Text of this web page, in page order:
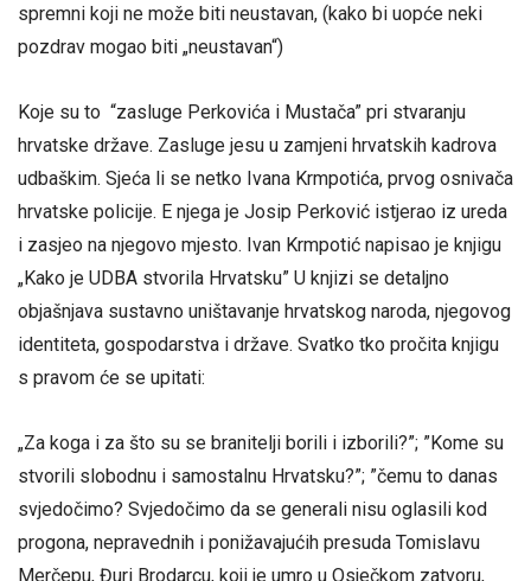
spremni koji ne može biti neustavan, (kako bi uopće neki
pozdrav mogao biti „neustavan“)
Koje su to “zasluge Perkovića i Mustača” pri stvaranju
hrvatske države. Zasluge jesu u zamjeni hrvatskih kadrova
udbaškim. Sjeća li se netko Ivana Krmpotića, prvog osnivača
hrvatske policije. E njega je Josip Perković istjerao iz ureda
i zasjeo na njegovo mjesto. Ivan Krmpotić napisao je knjigu
„Kako je UDBA stvorila Hrvatsku” U knjizi se detaljno
objašnjava sustavno uništavanje hrvatskog naroda, njegovog
identiteta, gospodarstva i države. Svatko tko pročita knjigu
s pravom će se upitati:
„Za koga i za što su se branitelji borili i izborili?”; ”Kome su
stvorili slobodnu i samostalnu Hrvatsku?”; ”čemu to danas
svjedočimo? Svjedočimo da se generali nisu oglasili kod
progona, nepravednih i ponižavajućih presuda Tomislavu
Merčepu, Đuri Brodarcu, koji je umro u Osječkom zatvoru,